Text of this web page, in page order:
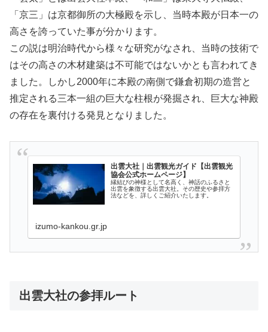
「京三」は京都御所の大極殿を示し、当時本殿が日本一の
高さを誇っていた事が分かります。
この説は明治時代から様々な研究がなされ、当時の技術で
はその高さの木材建築は不可能ではないかとも言われてき
ました。しかし2000年に本殿の南側で鎌倉初期の造営と
推定される三本一組の巨大な柱根が発掘され、巨大な神殿
の存在を裏付ける発見となりました。
出雲大社｜出雲観光ガイド【出雲観光
協会公式ホームページ】
縁結びの神様として名高く、神話のふるさと
出雲を象徴する出雲大社。その歴史や参拝方
法などを、詳しくご紹介いたします。
izumo-kankou.gr.jp
出雲大社の参拝ルート